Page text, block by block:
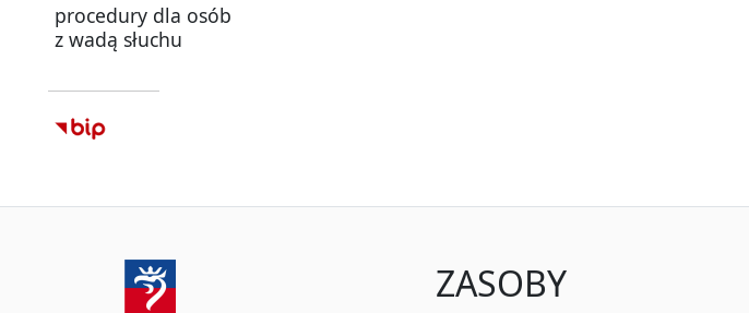
procedury dla osób
z wadą słuchu
ZASOBY